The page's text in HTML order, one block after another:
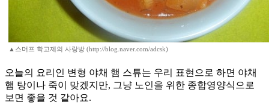
▲스머프 학고제의 사랑방 (http://blog.naver.com/adcsk)
오늘의 요리인 변형 야채 햄 스튜는 우리 표현으로 하면 야채
햄 탕이나 죽이 맞겠지만, 그냥 노인을 위한 종합영양식으로
보면 좋을 것 같아요.